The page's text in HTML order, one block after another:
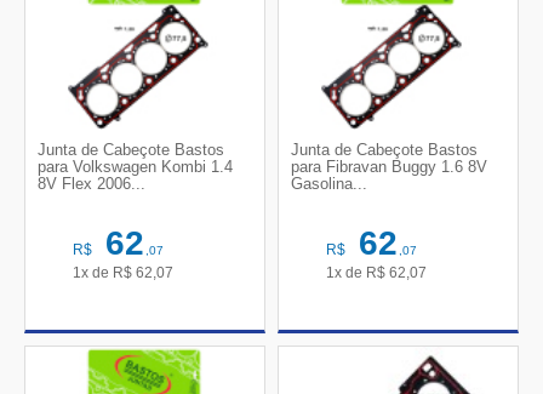
Junta de Cabeçote Bastos
para Volkswagen Kombi 1.4
8V Flex 2006...
R$ 62,07
1x de R$ 62,07
Junta de Cabeçote Bastos
para Fibravan Buggy 1.6 8V
Gasolina...
R$ 62,07
1x de R$ 62,07